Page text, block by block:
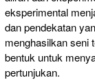
eksperimental
dan pendekatan
menghasilkan seni
bentuk untuk
pertunjukan.